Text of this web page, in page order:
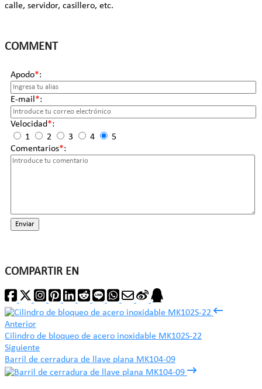
calle, servidor, casillero, etc.
COMMENT
Apodo*:
E-mail *:
Velocidad*:
1
2 3 4
5
Comentarios*:
Enviar
COMPARTIR EN
Anterior
Cilindro de bloqueo de acero inoxidable MK102S-22
Siguiente
Barril de cerradura de llave plana MK104-09